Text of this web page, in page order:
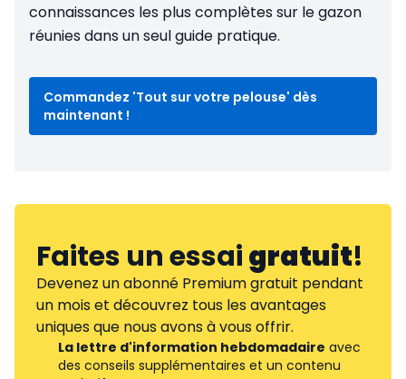
connaissances les plus complètes sur le gazon
réunies dans un seul guide pratique.
Commandez 'Tout sur votre pelouse' dès
maintenant !
Faites un essaigratuit!
Devenez un abonné Premium gratuit pendant
un mois et découvrez tous les avantages
uniques que nous avons à vous offrir.
La lettre d'information hebdomadaire avec
des conseils supplémentaires et un contenu